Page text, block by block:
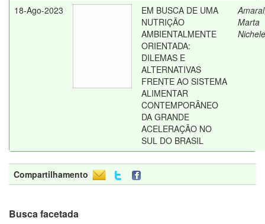
18-Ago-2023
EM BUSCA DE UMA
NUTRIÇÃO
AMBIENTALMENTE
ORIENTADA:
DILEMAS E
ALTERNATIVAS
FRENTE AO SISTEMA
ALIMENTAR
CONTEMPORÂNEO
DA GRANDE
ACELERAÇÃO NO
SUL DO BRASIL
Marta
Compartilhamento
Busca facetada